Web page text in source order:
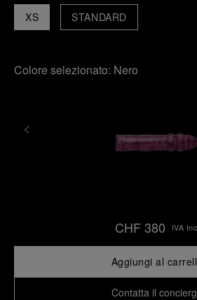
XS STANDARD
Colore selezionato: Nero
CHF 380 IVA
Aggiungi al
Contatta il